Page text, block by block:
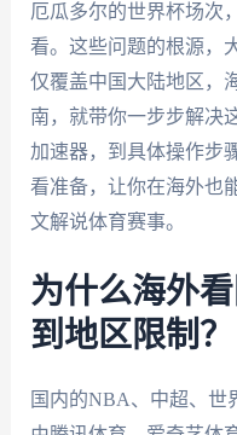
厄瓜多尔的世界杯场次
看。这些问题的根源，
仅覆盖中国大陆地区，
南，就带你一步步解
加速器，到具体操作步
看准备，让你在海外也
文解说体育赛事。
为什么海外
到地区限制？
国内的NBA、中超、世